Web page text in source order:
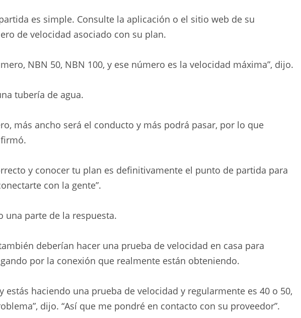
es simple. Consulte la aplicación o el sitio web de su
de velocidad asociado con su plan.
NBN 50, NBN 100, y ese número es la velocidad máxima”, dijo.
tubería de agua.
más ancho será el conducto y más podrá pasar, por lo que
y conocer tu plan es definitivamente el punto de partida para
con la gente”.
una parte de la respuesta.
deberían hacer una prueba de velocidad en casa para
por la conexión que realmente están obteniendo.
estás haciendo una prueba de velocidad y regularmente es 40 o 50,
dijo. “Así que me pondré en contacto con su proveedor”.